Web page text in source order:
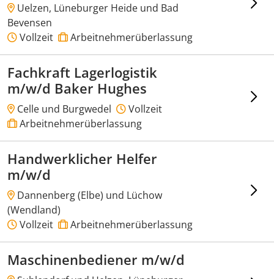
Uelzen, Lüneburger Heide und Bad
Bevensen
Vollzeit
Arbeitnehmerüberlassung
Fachkraft Lagerlogistik
m/w/d Baker Hughes
Celle und Burgwedel
Vollzeit
Arbeitnehmerüberlassung
Handwerklicher Helfer
m/w/d
Dannenberg (Elbe) und Lüchow
(Wendland)
Vollzeit
Arbeitnehmerüberlassung
Maschinenbediener m/w/d